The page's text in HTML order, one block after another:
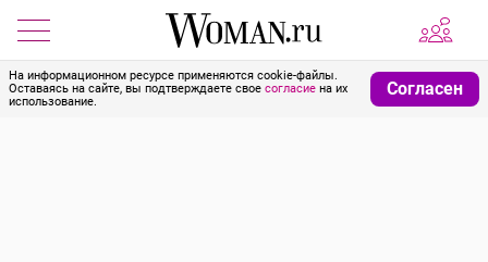
На информационном ресурсе применяются cookie-файлы.
Оставаясь на сайте, вы подтверждаете свое согласие на их
использование.
Согласен